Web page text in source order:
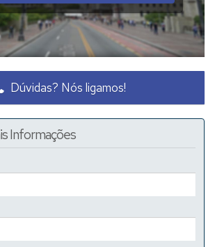
Dúvidas? Nós ligamos!
Informações